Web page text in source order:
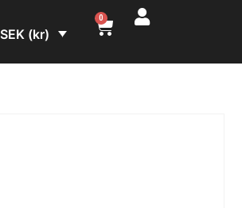
SEK (kr)
0